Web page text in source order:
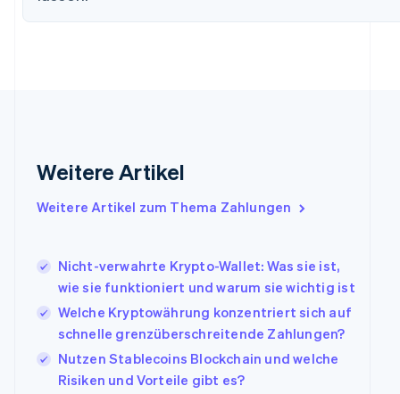
Weitere Artikel
Weitere Artikel zum Thema Zahlungen
Nicht-verwahrte Krypto-Wallet: Was sie ist,
wie sie funktioniert und warum sie wichtig ist
Welche Kryptowährung konzentriert sich auf
schnelle grenzüberschreitende Zahlungen?
Nutzen Stablecoins Blockchain und welche
Risiken und Vorteile gibt es?
Frankreich
Irland
Italien
日本語
Kanada
EnglishFrançais
Kroatien
EnglishItaliano
English
Liechtenstein